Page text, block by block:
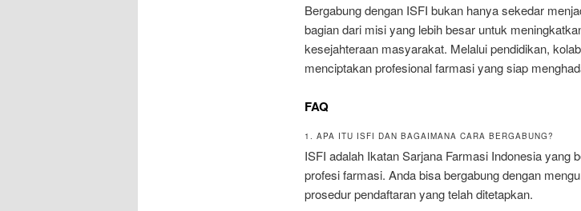
Bergabung dengan ISFI bukan hanya sekedar
bagian dari misi yang lebih besar untuk
kesejahteraan masyarakat. Melalui pendidikan,
menciptakan profesional farmasi yang siap
FAQ
1. APA ITU ISFI DAN BAGAIMANA CARA BERGABUNG?
ISFI adalah Ikatan Sarjana Farmasi Indonesia yang
profesi farmasi. Anda bisa bergabung dengan
prosedur pendaftaran yang telah ditetapkan.